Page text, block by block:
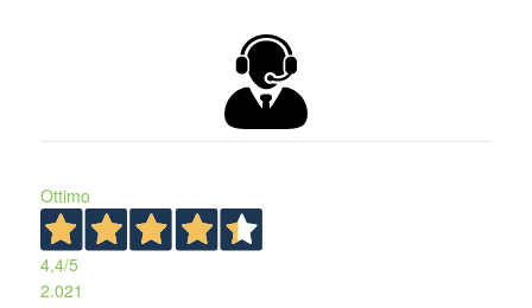
Ottimo
4,4/5
2.021